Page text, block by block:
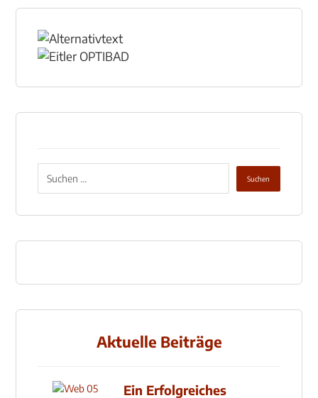
Aktuelle Beiträge
Ein Erfolgreiches